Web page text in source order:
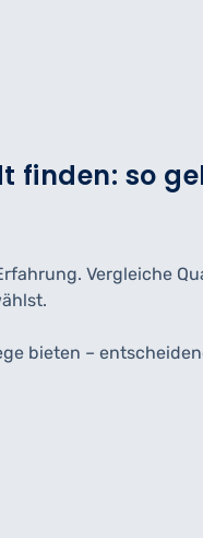
finden: so
Vergleiche
bieten –